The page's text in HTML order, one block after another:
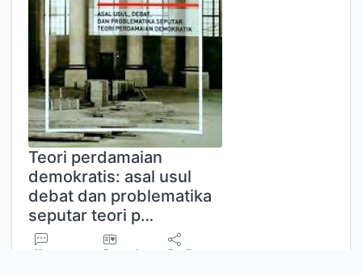
Teori perdamaian
demokratis: asal usul
debat dan problematika
seputar teori p…
Komentar Penanda Bagikan